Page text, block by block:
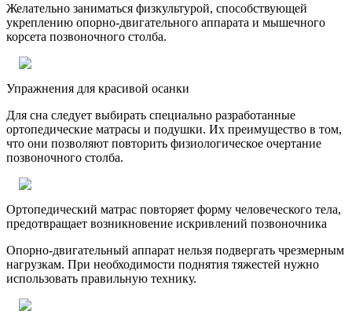
Желательно заниматься физкультурой, способствующей
укреплению опорно-двигательного аппарата и мышечного
корсета позвоночного столба.
Упражнения для красивой осанки
Для сна следует выбирать специально разработанные
ортопедические матрасы и подушки. Их преимущество в том,
что они позволяют повторить физиологическое очертание
позвоночного столба.
Ортопедический матрас повторяет форму человеческого тела,
предотвращает возникновение искривлений позвоночника
Опорно-двигательный аппарат нельзя подвергать чрезмерным
нагрузкам. При необходимости поднятия тяжестей нужно
использовать правильную технику.